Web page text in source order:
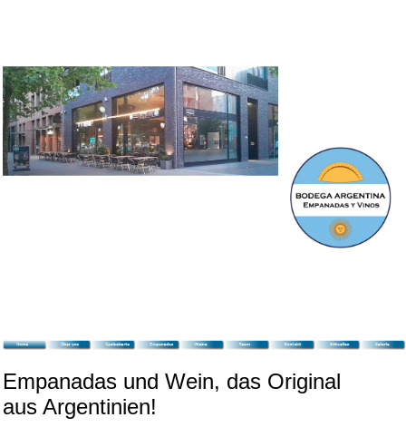
Empanadas und Wein, das Original
aus Argentinien!